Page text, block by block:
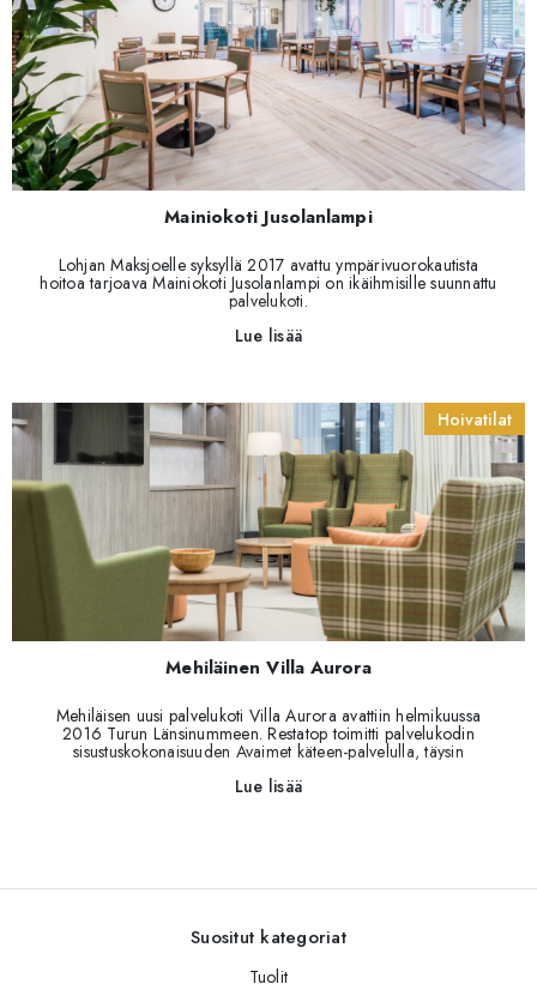
Mainiokoti Jusolanlampi
Lohjan Maksjoelle syksyllä 2017 avattu ympärivuorokautista
hoitoa tarjoava Mainiokoti Jusolanlampi on ikäihmisille suunnattu
palvelukoti.
Lue lisää
Hoivatilat
Mehiläinen Villa Aurora
Mehiläisen uusi palvelukoti Villa Aurora avattiin helmikuussa
2016 Turun Länsinummeen. Restatop toimitti palvelukodin
sisustuskokonaisuuden Avaimet käteen-palvelulla, täysin
lämminhenkisen ilmeen palvelukotiin, jossa ikäihmisen on helppo
Lue lisää
Suositut kategoriat
Tuolit